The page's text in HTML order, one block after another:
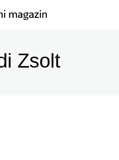
Zsolt